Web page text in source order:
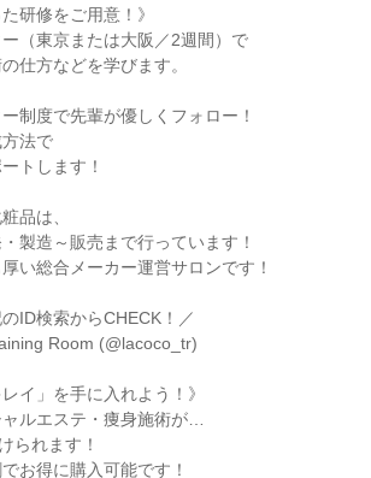
研修をご用意！》
（東京または大阪／2週間）で
仕方などを学びます。
制度で先輩が優しくフォロー！
法で
トします！
品は、
製造～販売まで行っています！
い総合メーカー運営サロンです！
ID検索からCHECK！／
Room (@lacoco_tr)
イ」を手に入れよう！》
ルエステ・痩身施術が…
られます！
お得に購入可能です！